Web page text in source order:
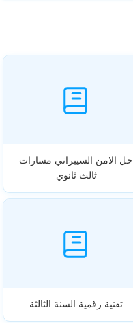
حل الامن السيبراني مسارات
ثالث ثانوي
تقنية رقمية السنة الثالثة